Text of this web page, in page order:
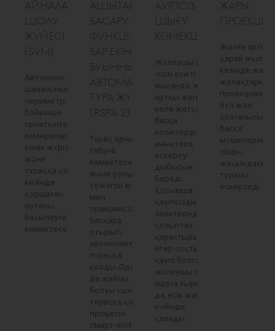
АЙНАЛА
ШОЛУ
ЖҮЙЕСІ
(SVM)
Автокөлік
шанағының
периметрі
бойынша
орнатылған
камералар
көлік жүргізу
және
тұраққа қою
кезінде
қоршаған
ортаны
бақылауға
көмектеседі.
ҚАШЫҚТАН
БАСҚАРУ
ФУНКЦИЯСЫ
БАР ЕКІНШІ
БУЫННЫҢ
АВТОМАТТЫ
ТҰРАҚ ЖҮЙЕСІ
(RSPA 2)
Тұрақ орнын
табуға
көмектеседі
және рульді,
тежегіш жүйе
мен
трансмиссяны
басқара
отырып,
автокөлікті
тұраққа
қояды. Одан
да жайлы
болуы үшін
тұраққа қою
процесін
смарт-кілт
ҚАУІПСІЗ
ШЫҒУ
КӨМЕКШІСІ
Жолаушы шығу
үшін есікті
ашқанда, жүйе
артқы жағынан
келе жатқан
басқа
көліктерді
анықтаса,
ескерту
дыбысын
береді.
Қосымша
қауіпсіздік үшін
электронды
құлыптау
қарастырылған:
егер соқтығысу
қаупі болса,
жолаушы оны
ашуға тырысса
да, есік жабық
күйінде
қалады.
ЖАРЫҚ
Жолға артқа
қарай жылжу
кезінде
жолақтары
бұл жол
басқа
мүшелеріне
сіздің
туралы
ескертеді.